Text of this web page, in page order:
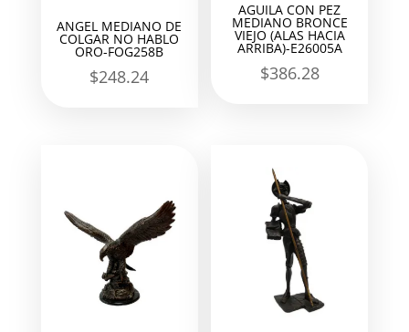
ANGEL MEDIANO DE
COLGAR NO HABLO
ORO-FOG258B
$248.24
AGUILA CON PEZ
MEDIANO BRONCE
VIEJO (ALAS HACIA
ARRIBA)-E26005A
$386.28